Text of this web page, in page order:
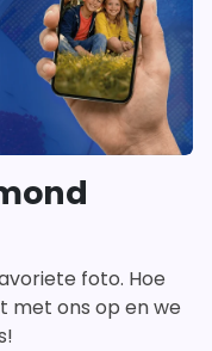
foto. Hoe
met ons op en we